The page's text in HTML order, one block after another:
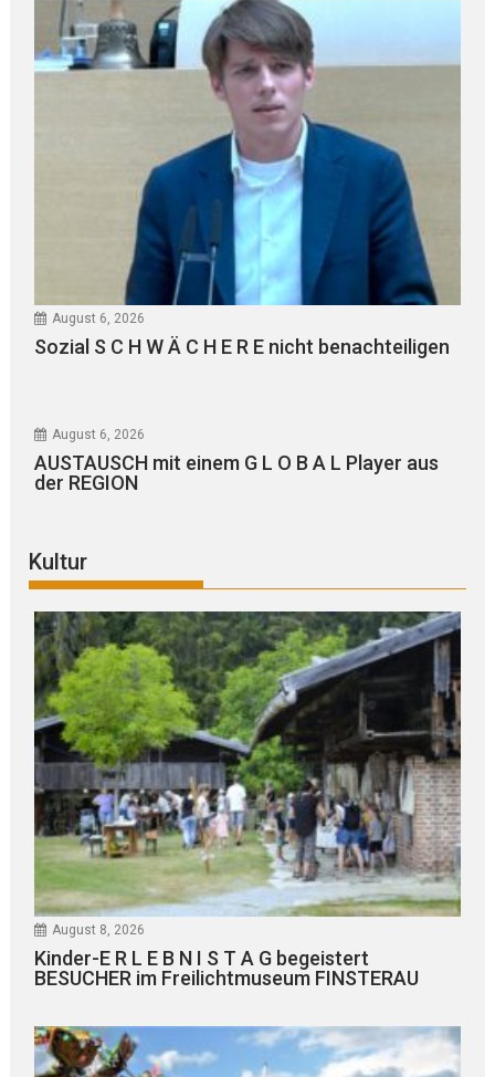
August 6, 2026
Sozial S C H W Ä C H E R E nicht benachteiligen
August 6, 2026
AUSTAUSCH mit einem G L O B A L Player aus
der REGION
Kultur
August 8, 2026
Kinder-E R L E B N I S T A G begeistert
BESUCHER im Freilichtmuseum FINSTERAU